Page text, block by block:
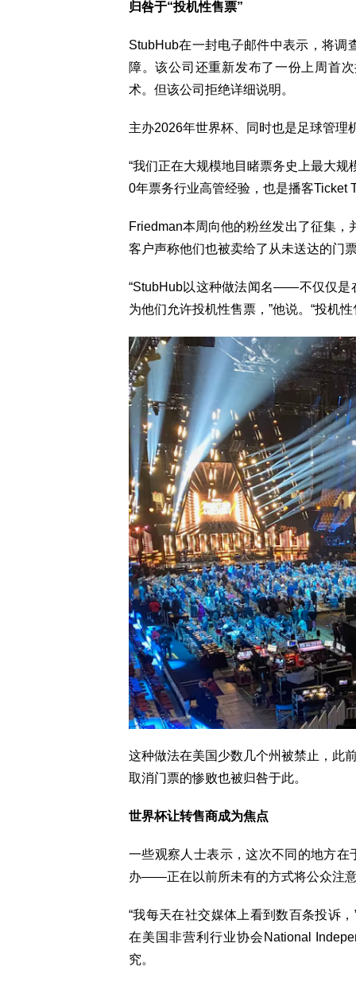
归咎于“投机性售票”
StubHub在一封电子邮件中表示，将调
障。该公司还重新发布了一份上周首
术。但该公司拒绝详细说明。
主办2026年世界杯、同时也是足球管理
“我们正在大规模地目睹票务史上最大
0年票务行业高管经验，也是播客Ticket
Friedman本周向他的粉丝发出了征集
客户声称他们也被卖给了从未送达的门
“StubHub以这种做法闻名——不仅仅是
为他们允许投机性售票，”他说。“投机
这种做法在美国少数几个州被禁止，此
取消门票的惨败也被归咎于此。
世界杯让转售商成为焦点
一些观察人士表示，这次不同的地方
办——正在以前所未有的方式将公众注
“我每天在社交媒体上看到数百条投诉
在美国非营利行业协会National
究。